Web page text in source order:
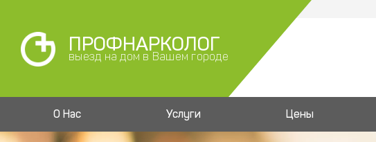
ПРОФНАРКОЛОГ
выезд на дом в Вашем городе
О Нас Услуги Цены